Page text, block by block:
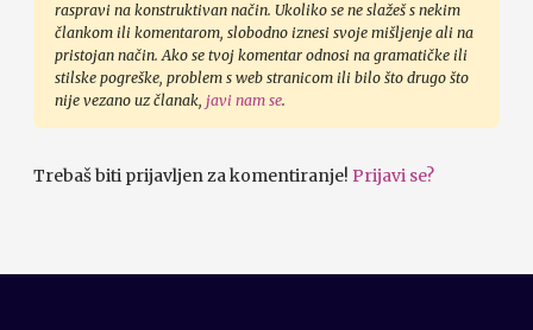
raspravi na konstruktivan način. Ukoliko se ne slažeš s nekim
člankom ili komentarom, slobodno iznesi svoje mišljenje ali na
pristojan način. Ako se tvoj komentar odnosi na gramatičke ili
stilske pogreške, problem s web stranicom ili bilo što drugo što
nije vezano uz članak, javi nam se.
Trebaš biti prijavljen za komentiranje! Prijavi se?